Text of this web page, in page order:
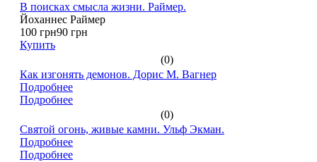
В поисках смысла жизни. Раймер.
Йоханнес Раймер
100 грн90 грн
Купить
(0)
Как изгонять демонов. Дорис М. Вагнер
Подробнее
Подробнее
(0)
Святой огонь, живые камни. Ульф Экман.
Подробнее
Подробнее